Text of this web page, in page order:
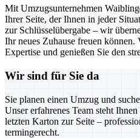
Mit Umzugsunternehmen
Ihrer Seite, der Ihnen in jeder
zur Schlüsselübergabe – wir
Ihr neues Zuhause freuen können.
Expertise und genießen Sie den
Wir sind für Sie da
Sie planen einen Umzug und
Unser erfahrenes Team steht
letzten Karton zur Seite –
termingerecht.